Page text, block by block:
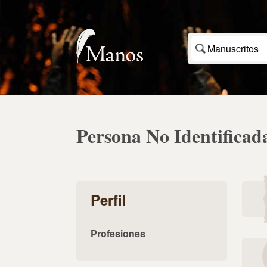
Manuscritos
Persona No
Perfil
Profesiones